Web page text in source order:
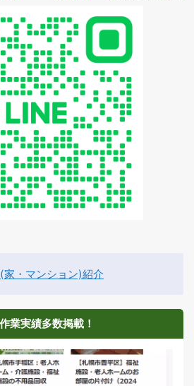
家・マンション)紹介
業実績多数掲載！